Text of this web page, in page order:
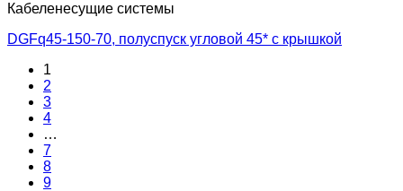
Кабеленесущие системы
DGFq45-150-70, полуспуск угловой 45* с крышкой
1
2
3
4
…
7
8
9